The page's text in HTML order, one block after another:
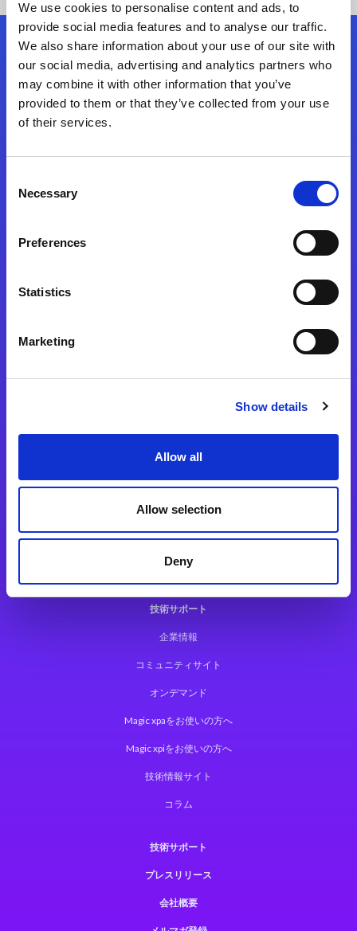
We use cookies to personalise content and ads, to
provide social media features and to analyse our traffic.
We also share information about your use of our site with
our social media, advertising and analytics partners who
may combine it with other information that you’ve
provided to them or that they’ve collected from your use
of their services.
Selection
Necessary
Preferences
Statistics
Marketing
Show details
Allow all
Allow selection
Deny
お問合せ
フォローする
Magic xpa関連ソフトウェア
Magic xpi
Magic xpi製品詳細
Magic xpi購入後手続きのご案内
Magic xpi Cloud Gateway
技術サポート
企業情報
コミュニティサイト
オンデマンド
Magic xpaをお使いの方へ
Magic xpiをお使いの方へ
技術情報サイト
コラム
技術サポート
プレスリリース
会社概要